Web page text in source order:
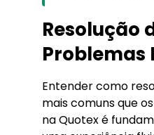
Resolução
Problemas
Entender como
mais comuns que
na Quotex é